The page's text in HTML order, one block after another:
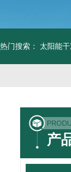
热门搜索： 太阳能
产